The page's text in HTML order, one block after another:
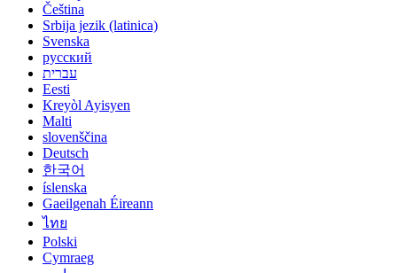
Čeština
Srbija jezik (latinica)
Svenska
русский
עברית
Eesti
Kreyòl Ayisyen
Malti
slovenščina
Deutsch
한국어
íslenska
Gaeilgenah Éireann
ไทย
Polski
Cymraeg